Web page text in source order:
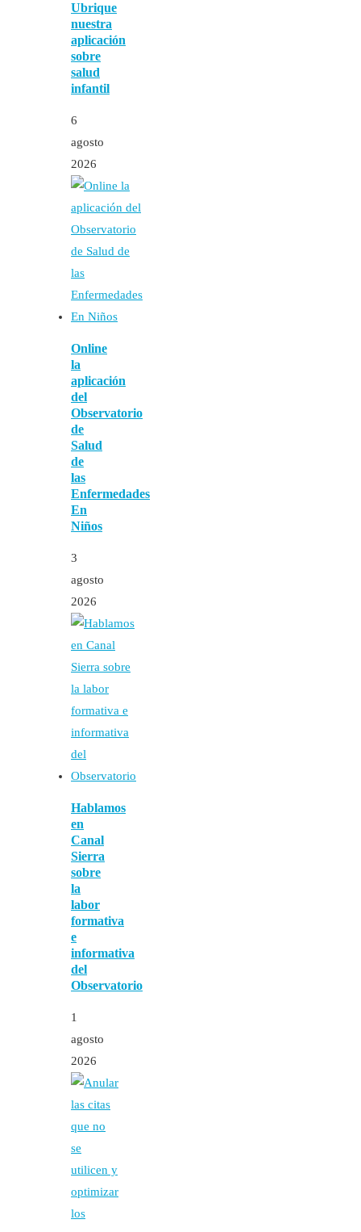
Ubrique
nuestra
aplicación
sobre
salud
infantil
6
agosto
2026
Online
la
aplicación
del
Observatorio
de
Salud
de
las
Enfermedades
En
Niños
3
agosto
2026
Hablamos
en
Canal
Sierra
sobre
la
labor
formativa
e
informativa
del
Observatorio
1
agosto
2026